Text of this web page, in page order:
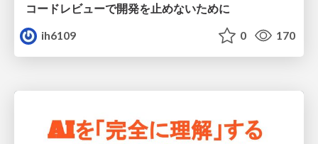
コードレビューで開発を止めないために
ih6109
0 170